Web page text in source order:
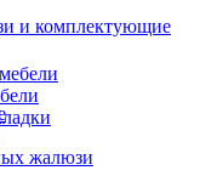
и комплектующие
жалюзи